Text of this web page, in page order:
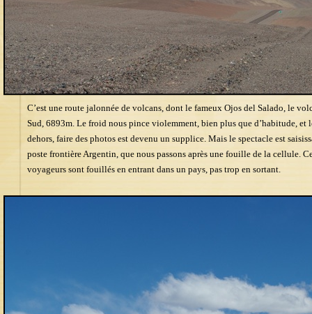
C’est une route jalonnée de volcans, dont le fameux Ojos del Salado, le
Sud, 6893m. Le froid nous pince violemment, bien plus que d’habitude, et
dehors, faire des photos est devenu un supplice. Mais le spectacle est
poste frontière Argentin, que nous passons après une fouille de la cellule.
voyageurs sont fouillés en entrant dans un pays, pas trop en sortant.